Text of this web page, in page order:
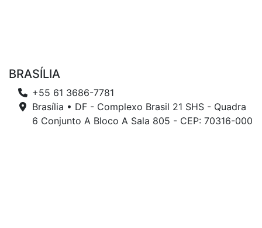
BRASÍLIA
+55 61 3686-7781
Brasília • DF - Complexo Brasil 21 SHS - Quadra
6 Conjunto A Bloco A Sala 805 - CEP: 70316-000